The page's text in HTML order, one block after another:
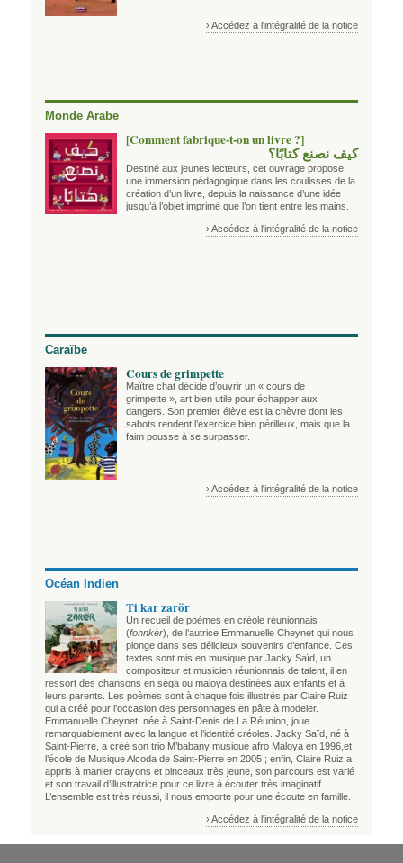
› Accédez à l'intégralité de la notice
Monde Arabe
[Comment fabrique-t-on un livre ?]
كيف نصنع كتابًا؟
Destiné aux jeunes lecteurs, cet ouvrage propose
une immersion pédagogique dans les coulisses de la
création d’un livre, depuis la naissance d’une idée
jusqu’à l’objet imprimé que l’on tient entre les mains.
› Accédez à l'intégralité de la notice
Caraïbe
Cours de grimpette
Maître chat décide d’ouvrir un « cours de
grimpette », art bien utile pour échapper aux
dangers. Son premier élève est la chèvre dont les
sabots rendent l’exercice bien périlleux, mais que la
faim pousse à se surpasser.
› Accédez à l'intégralité de la notice
Océan Indien
Ti kar zarör
Un recueil de poèmes en créole réunionnais
(fonnkèr), de l’autrice Emmanuelle Cheynet qui nous
plonge dans ses délicieux souvenirs d’enfance. Ces
textes sont mis en musique par Jacky Saïd, un
compositeur et musicien réunionnais de talent, il en
ressort des chansons en séga ou maloya destinées aux enfants et à
leurs parents. Les poèmes sont à chaque fois illustrés par Claire Ruiz
qui a créé pour l’occasion des personnages en pâte à modeler.
Emmanuelle Cheynet, née à Saint-Denis de La Réunion, joue
remarquablement avec la langue et l’identité créoles. Jacky Saïd, né à
Saint-Pierre, a créé son trio M’babany musique afro Maloya en 1996,et
l’école de Musique Alcoda de Saint-Pierre en 2005 ; enfin, Claire Ruiz a
appris à manier crayons et pinceaux très jeune, son parcours est varié
et son travail d’illustratrice pour ce livre à écouter très imaginatif.
L’ensemble est très réussi, il nous emporte pour une écoute en famille.
› Accédez à l'intégralité de la notice